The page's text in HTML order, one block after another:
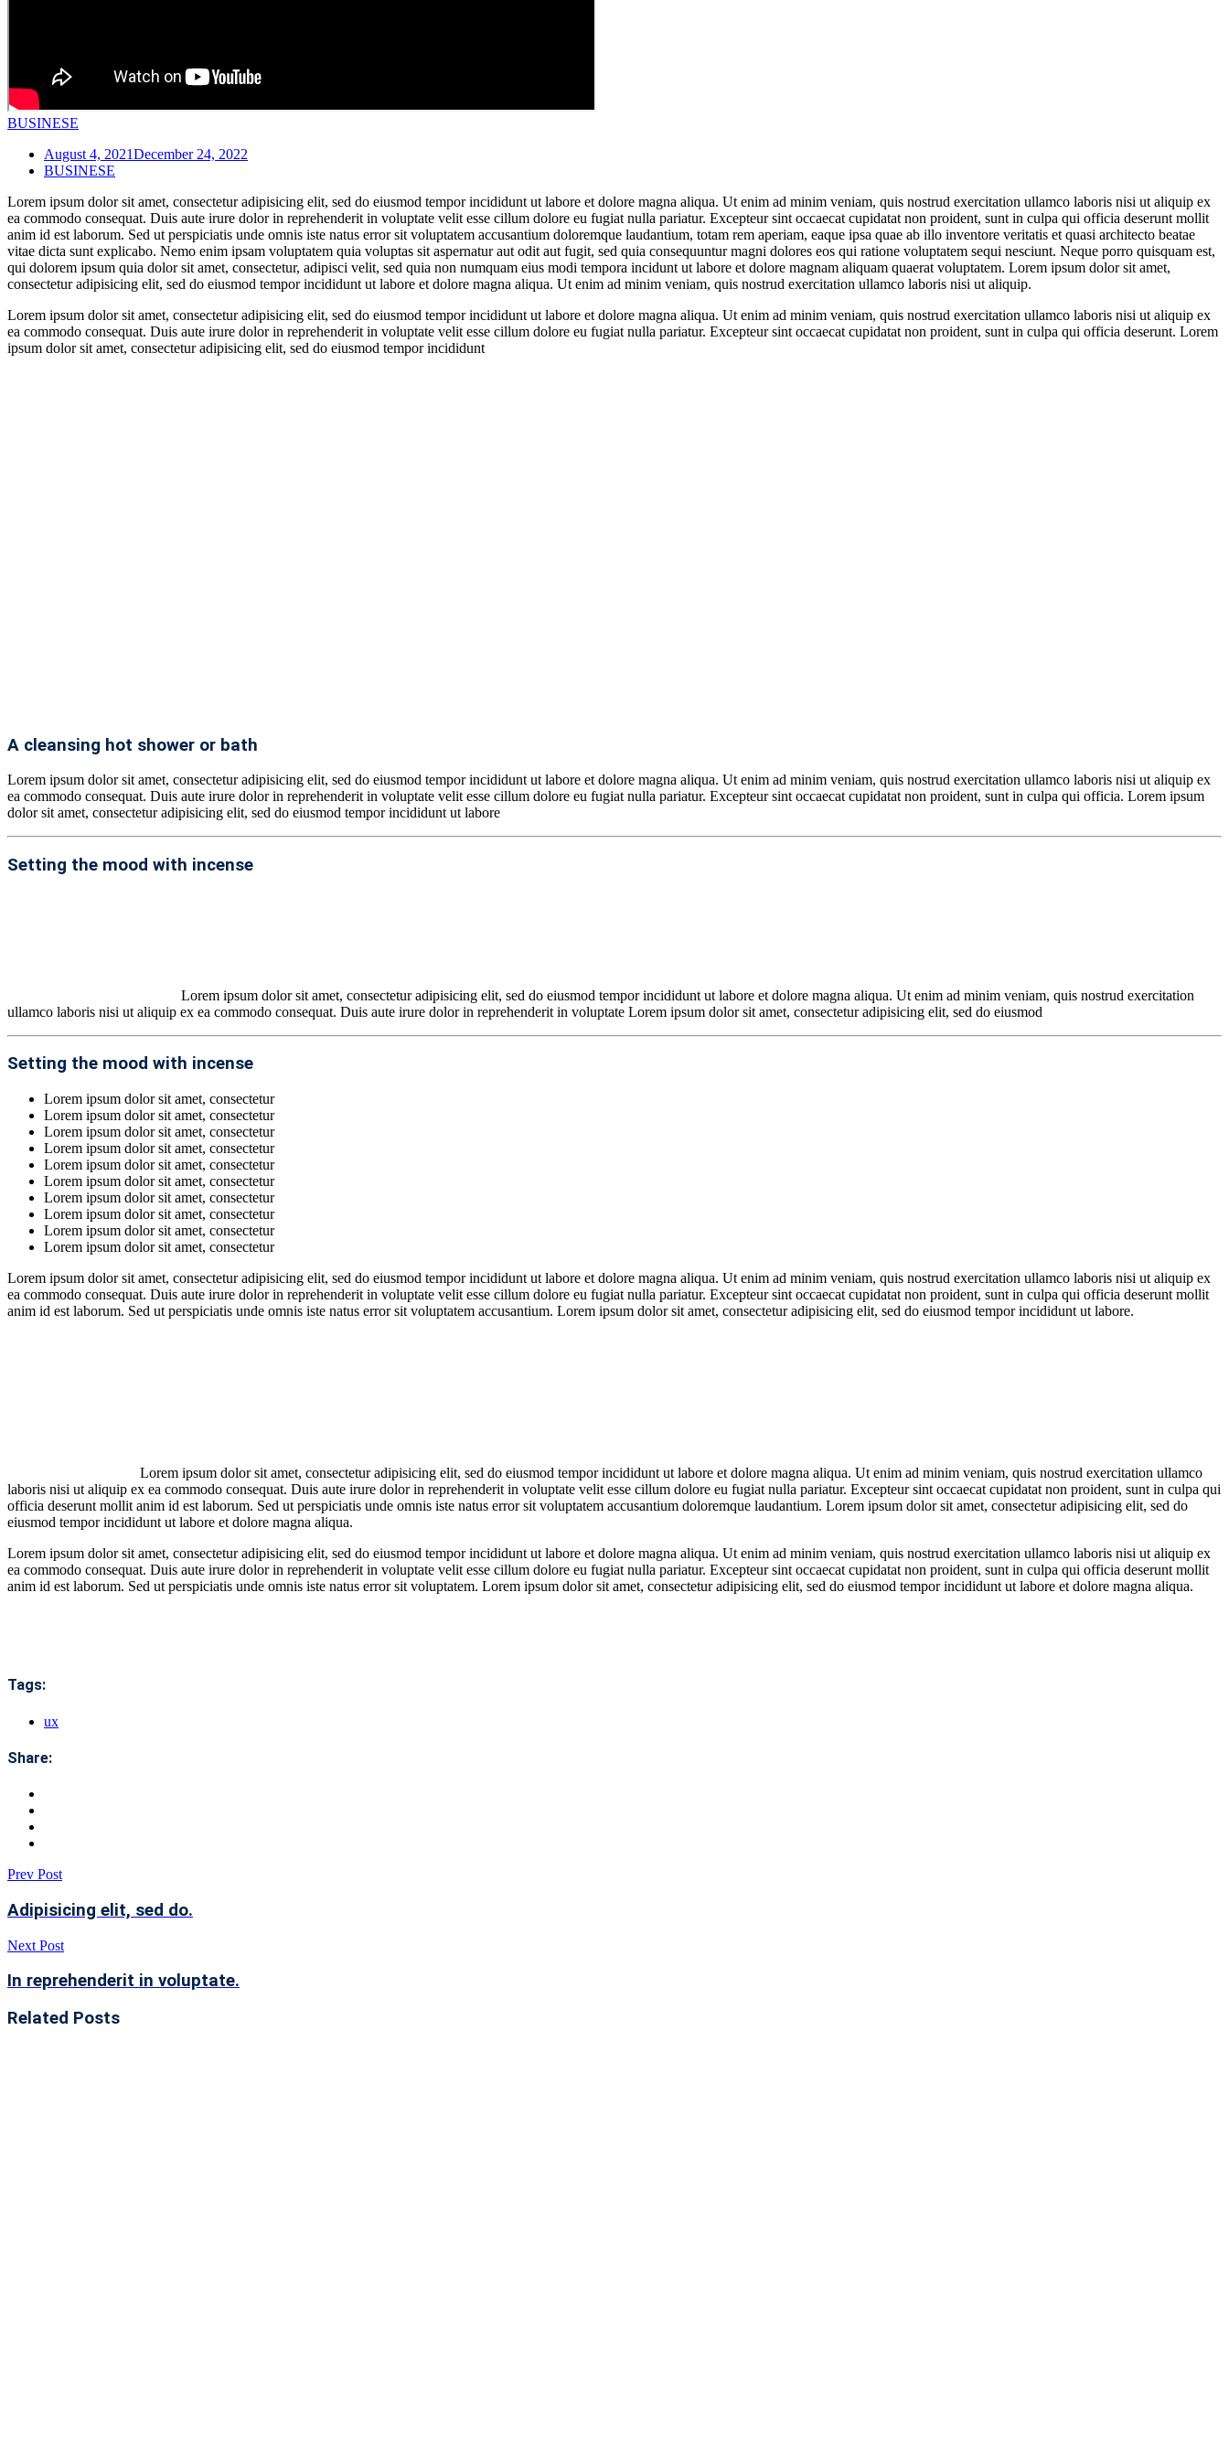
BUSINESE
August 4, 2021December 24, 2022
BUSINESE
Lorem ipsum dolor sit amet, consectetur adipisicing elit, sed do eiusmod tempor incididunt ut labore et dolore magna aliqua. Ut enim ad minim veniam, quis nostrud exercitation ullamco laboris nisi ut aliquip ex
ea commodo consequat. Duis aute irure dolor in reprehenderit in voluptate velit esse cillum dolore eu fugiat nulla pariatur. Excepteur sint occaecat cupidatat non proident, sunt in culpa qui officia deserunt mollit
anim id est laborum. Sed ut perspiciatis unde omnis iste natus error sit voluptatem accusantium doloremque laudantium, totam rem aperiam, eaque ipsa quae ab illo inventore veritatis et quasi architecto beatae
vitae dicta sunt explicabo. Nemo enim ipsam voluptatem quia voluptas sit aspernatur aut odit aut fugit, sed quia consequuntur magni dolores eos qui ratione voluptatem sequi nesciunt. Neque porro quisquam est,
qui dolorem ipsum quia dolor sit amet, consectetur, adipisci velit, sed quia non numquam eius modi tempora incidunt ut labore et dolore magnam aliquam quaerat voluptatem. Lorem ipsum dolor sit amet,
consectetur adipisicing elit, sed do eiusmod tempor incididunt ut labore et dolore magna aliqua. Ut enim ad minim veniam, quis nostrud exercitation ullamco laboris nisi ut aliquip.
Lorem ipsum dolor sit amet, consectetur adipisicing elit, sed do eiusmod tempor incididunt ut labore et dolore magna aliqua. Ut enim ad minim veniam, quis nostrud exercitation ullamco laboris nisi ut aliquip ex
ea commodo consequat. Duis aute irure dolor in reprehenderit in voluptate velit esse cillum dolore eu fugiat nulla pariatur. Excepteur sint occaecat cupidatat non proident, sunt in culpa qui officia deserunt. Lorem
ipsum dolor sit amet, consectetur adipisicing elit, sed do eiusmod tempor incididunt
A cleansing hot shower or bath
Lorem ipsum dolor sit amet, consectetur adipisicing elit, sed do eiusmod tempor incididunt ut labore et dolore magna aliqua. Ut enim ad minim veniam, quis nostrud exercitation ullamco laboris nisi ut aliquip ex
ea commodo consequat. Duis aute irure dolor in reprehenderit in voluptate velit esse cillum dolore eu fugiat nulla pariatur. Excepteur sint occaecat cupidatat non proident, sunt in culpa qui officia. Lorem ipsum
dolor sit amet, consectetur adipisicing elit, sed do eiusmod tempor incididunt ut labore
Setting the mood with incense
Lorem ipsum dolor sit amet, consectetur adipisicing elit, sed do eiusmod tempor incididunt ut labore et dolore magna aliqua. Ut enim ad minim veniam, quis nostrud exercitation
ullamco laboris nisi ut aliquip ex ea commodo consequat. Duis aute irure dolor in reprehenderit in voluptate Lorem ipsum dolor sit amet, consectetur adipisicing elit, sed do eiusmod
Setting the mood with incense
Lorem ipsum dolor sit amet, consectetur
Lorem ipsum dolor sit amet, consectetur
Lorem ipsum dolor sit amet, consectetur
Lorem ipsum dolor sit amet, consectetur
Lorem ipsum dolor sit amet, consectetur
Lorem ipsum dolor sit amet, consectetur
Lorem ipsum dolor sit amet, consectetur
Lorem ipsum dolor sit amet, consectetur
Lorem ipsum dolor sit amet, consectetur
Lorem ipsum dolor sit amet, consectetur
Lorem ipsum dolor sit amet, consectetur adipisicing elit, sed do eiusmod tempor incididunt ut labore et dolore magna aliqua. Ut enim ad minim veniam, quis nostrud exercitation ullamco laboris nisi ut aliquip ex
ea commodo consequat. Duis aute irure dolor in reprehenderit in voluptate velit esse cillum dolore eu fugiat nulla pariatur. Excepteur sint occaecat cupidatat non proident, sunt in culpa qui officia deserunt mollit
anim id est laborum. Sed ut perspiciatis unde omnis iste natus error sit voluptatem accusantium. Lorem ipsum dolor sit amet, consectetur adipisicing elit, sed do eiusmod tempor incididunt ut labore.
Lorem ipsum dolor sit amet, consectetur adipisicing elit, sed do eiusmod tempor incididunt ut labore et dolore magna aliqua. Ut enim ad minim veniam, quis nostrud exercitation ullamco
laboris nisi ut aliquip ex ea commodo consequat. Duis aute irure dolor in reprehenderit in voluptate velit esse cillum dolore eu fugiat nulla pariatur. Excepteur sint occaecat cupidatat non proident, sunt in culpa qui
officia deserunt mollit anim id est laborum. Sed ut perspiciatis unde omnis iste natus error sit voluptatem accusantium doloremque laudantium. Lorem ipsum dolor sit amet, consectetur adipisicing elit, sed do
eiusmod tempor incididunt ut labore et dolore magna aliqua.
Lorem ipsum dolor sit amet, consectetur adipisicing elit, sed do eiusmod tempor incididunt ut labore et dolore magna aliqua. Ut enim ad minim veniam, quis nostrud exercitation ullamco laboris nisi ut aliquip ex
ea commodo consequat. Duis aute irure dolor in reprehenderit in voluptate velit esse cillum dolore eu fugiat nulla pariatur. Excepteur sint occaecat cupidatat non proident, sunt in culpa qui officia deserunt mollit
anim id est laborum. Sed ut perspiciatis unde omnis iste natus error sit voluptatem. Lorem ipsum dolor sit amet, consectetur adipisicing elit, sed do eiusmod tempor incididunt ut labore et dolore magna aliqua.
Tags:
ux
Share:
Prev Post
Adipisicing elit, sed do.
Next Post
In reprehenderit in voluptate.
Related Posts